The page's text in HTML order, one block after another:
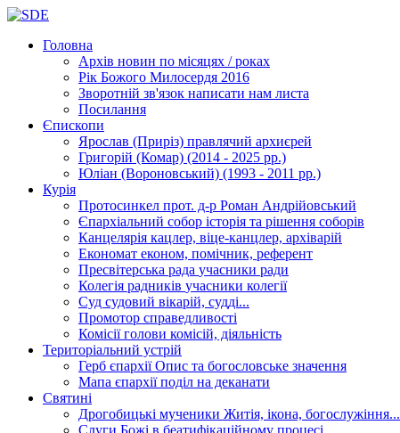
Головна
Архів новин по місяцях / роках
Рік Божого Милосердя 2016
Зворотній зв'язок написати нам листа
Посилання
Єпископи
Ярослав (Приріз) правлячий архиєрей
Григорій (Комар) (2014 - 2025 рр.)
Юліан (Вороновський) (1993 - 2011 рр.)
Курія
Протосинкел прот. д-р Роман Андрійовський
Єпархіальний собор історія та рішення соборів
Канцелярія кацлер, віце-канцлер, архіварій
Економат економ, помічник, референт
Пресвітерська рада учасники ради
Колегія радників учасники колегії
Суд судовий вікарій, судді...
Промотор справедливості
Комісіїголови комісій, діяльність
Територіальний устрій
Герб єпархіїОпис та богословське значення
Мапа єпархіїподіл на деканати
Святині
Дрогобицькі мученики Житія, ікона, богослужіння...
Слуги Божі в беатифікаційному процесі